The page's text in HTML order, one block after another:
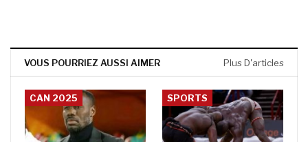
VOUS POURRIEZ AUSSI AIMER Plus D'articles
CAN 2025 SPORTS